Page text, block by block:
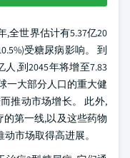
,全世界估计有5.37亿20
受糖尿病影响。 到
,到2045年将增至7.83
一大部分人口的重大健
推动市场增长。 此外,
第一线,以及这些药物
市场取得高进展。